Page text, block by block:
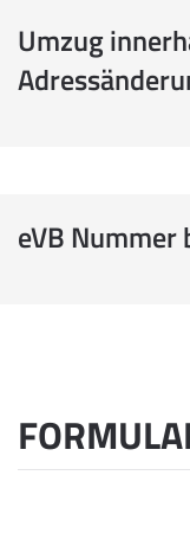
Umzug
eVB Nummer